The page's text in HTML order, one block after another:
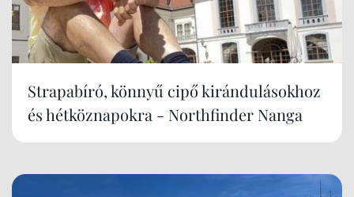
Strapabíró, könnyű cipő kirándulásokhoz
és hétköznapokra - Northfinder Nanga